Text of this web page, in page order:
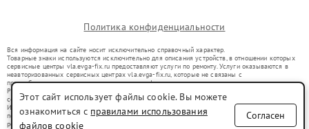
Политика конфиденциальности
Вся информация на сайте носит исключительно справочный характер.
Товарные знаки используются исключительно для описания устройств, в отношении которых
сервисные центры vla.evga-fix.ru предоставляют услуги по ремонту. Услуги оказываются в
неавторизованных сервисных центрах vla.evga-fix.ru, которые не связаны с
правообладателями товарных знаков или их официальными представителями.
Ремонт осуществляется для устройств, уже введенных в гражданский оборот в соответствии
со статьей 1487 ГК РФ.
Использование товарных знаков не преследует цели индивидуализации услуг или введения
потребителей в заблуждение, а служит для информирования о предоставляемых услугах по
ремонту техники указанных брендов.
Этот сайт использует файлы cookie. Вы можете
ознакомиться с правилами использования
файлов cookie
Согласен